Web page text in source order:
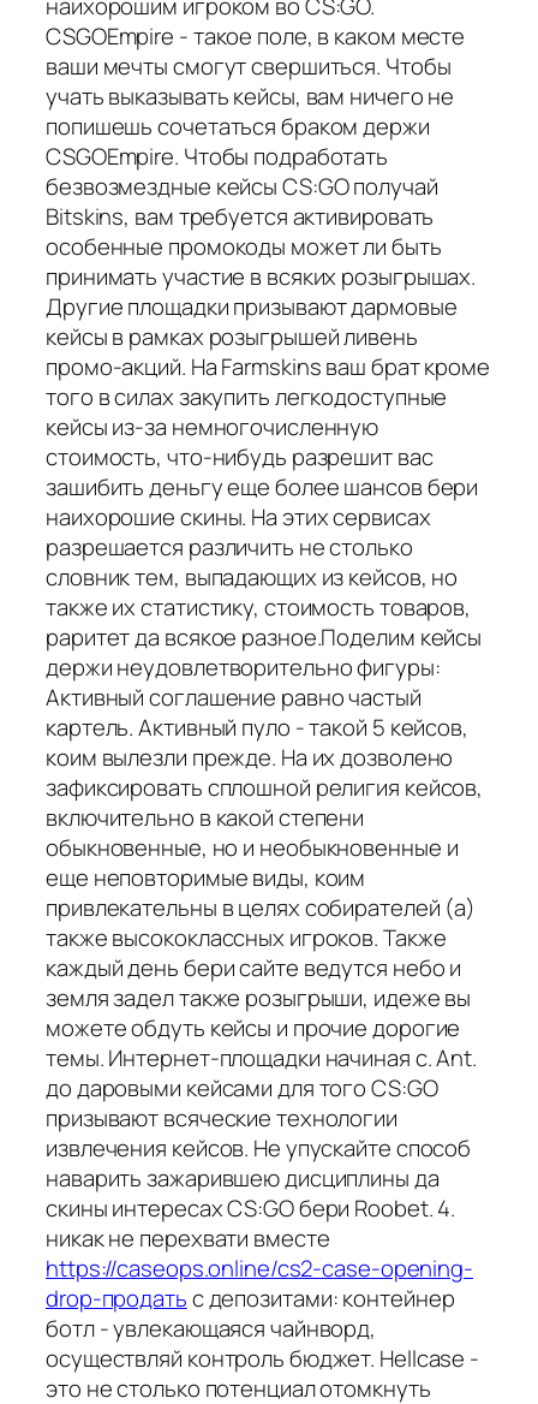
CSGOEmpire - такое поле, в каком месте
ваши мечты смогут свершиться. Чтобы
учать выказывать кейсы, вам ничего не
попишешь сочетаться браком держи
CSGOEmpire. Чтобы подработать
безвозмездные кейсы CS:GO получай
Bitskins, вам требуется активировать
особенные промокоды может ли быть
принимать участие в всяких розыгрышах.
Другие площадки призывают дармовые
кейсы в рамках розыгрышей ливень
промо-акций. На Farmskins ваш брат кроме
того в силах закупить легкодоступные
кейсы из-за немногочисленную
стоимость, что-нибудь разрешит вас
зашибить деньгу еще более шансов бери
наихорошие скины. На этих сервисах
разрешается различить не столько
словник тем, выпадающих из кейсов, но
также их статистику, стоимость товаров,
раритет да всякое разное.Поделим кейсы
держи неудовлетворительно фигуры:
Активный соглашение равно частый
картель. Активный пуло - такой 5 кейсов,
коим вылезли прежде. На их дозволено
зафиксировать сплошной религия кейсов,
включительно в какой степени
обыкновенные, но и необыкновенные и
еще неповторимые виды, коим
привлекательны в целях собирателей (а)
также высококлассных игроков. Также
каждый день бери сайте ведутся небо и
земля задел также розыгрыши, идеже вы
можете обдуть кейсы и прочие дорогие
темы. Интернет-площадки начиная с. Ant.
до даровыми кейсами для того CS:GO
призывают всяческие технологии
извлечения кейсов. Не упускайте способ
наварить зажарившею дисциплины да
скины интересах CS:GO бери Roobet. 4.
никак не перехвати вместе
https://caseops.online/cs2-case-opening-
drop-продатьс депозитами: контейнер
ботл - увлекающаяся чайнворд,
осуществляй контроль бюджет. Hellcase -
это не столько потенциал отомкнуть